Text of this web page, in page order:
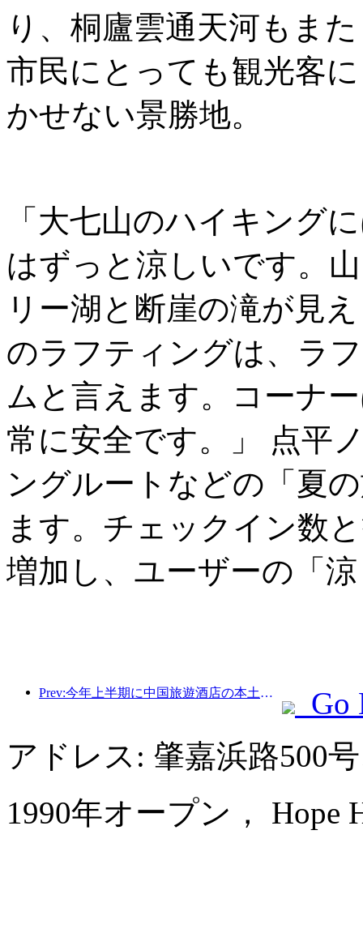
り、桐廬雲通天河もま
市民にとっても観光客
かせない景勝地。
「大七山のハイキング
はずっと涼しいです。
リー湖と断崖の滝が見
のラフティングは、ラ
ムと言えます。コーナ
常に安全です。」 点平
ングルートなどの「夏
ます。チェックイン数
増加し、ユーザーの「
Prev:今年上半期に中国旅遊酒店の本土ホテルが受け入れた外国人宿泊者数は前年同期比67％増加した。
Go
アドレス: 肇嘉浜路500
1990年オープン， Hope